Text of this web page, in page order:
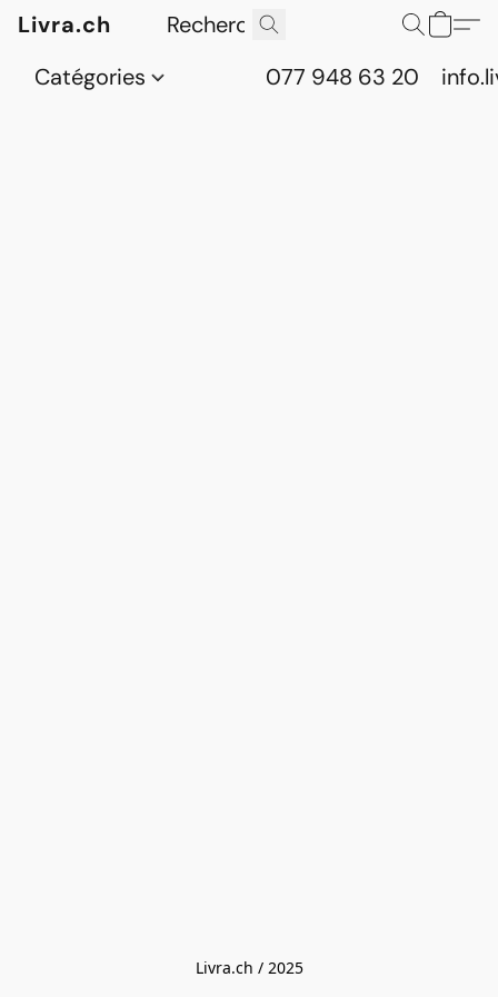
Livra.ch
Catégories
077 948 63 20
Livra.ch / 2025